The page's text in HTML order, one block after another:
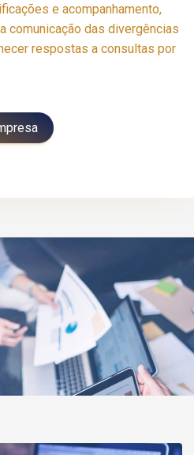
e acompanhamento,
comunicação das divergências
respostas a consultas por